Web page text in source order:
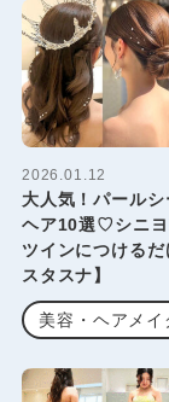
2026.01.12
大人気！パール
ヘア10選♡シニヨ
ツインにつける
スタスナ】
美容・ヘアメイ